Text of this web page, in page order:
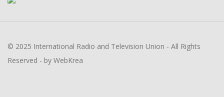
© 2025 International Radio and Television Union - All Rights
Reserved - by WebKrea